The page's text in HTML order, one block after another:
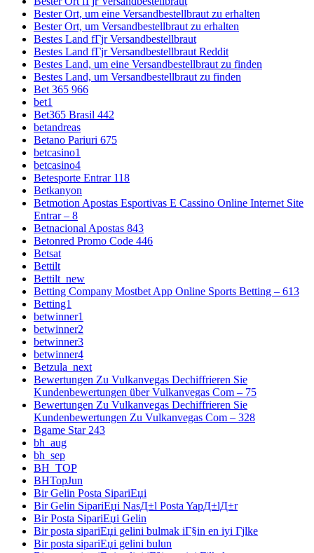
Bester Ort, um eine Versandbestellbraut zu erhalten
Bester Ort, um Versandbestellbraut zu erhalten
Bestes Land fГјr Versandbestellbraut
Bestes Land fГјr Versandbestellbraut Reddit
Bestes Land, um eine Versandbestellbraut zu finden
Bestes Land, um Versandbestellbraut zu finden
Bet 365 966
bet1
Bet365 Brasil 442
betandreas
Betano Pariuri 675
betcasino1
betcasino4
Betesporte Entrar 118
Betkanyon
Betmotion Apostas Esportivas E Cassino Online Internet Site
Entrar – 8
Betnacional Apostas 843
Betonred Promo Code 446
Betsat
Bettilt
Bettilt_new
Betting Company Mostbet App Online Sports Betting – 613
Betting1
betwinner1
betwinner2
betwinner3
betwinner4
Betzula_next
Bewertungen Zu Vulkanvegas Dechiffrieren Sie
Kundenbewertungen über Vulkanvegas Com – 75
Bewertungen Zu Vulkanvegas Dechiffrieren Sie
Kundenbewertungen Zu Vulkanvegas Com – 328
Bgame Star 243
bh_aug
bh_sep
BH_TOP
BHTopJun
Bir Gelin Posta SipariЕџi
Bir Gelin SipariЕџi NasД±l Posta YapД±lД±r
Bir Posta SipariЕџi Gelin
Bir posta sipariЕџi gelini bulmak iГ§in en iyi Гјlke
Bir posta sipariЕџi gelini bulun